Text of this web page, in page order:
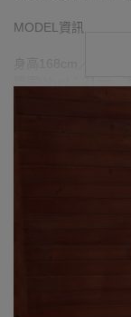
MODEL資訊
身高168cm／胸圍
腰圍Waist：63.5cm